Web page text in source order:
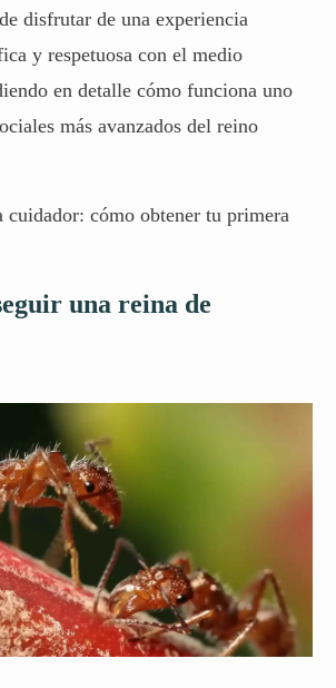
disfrutar de una experiencia
y respetuosa con el medio
en detalle cómo funciona uno
más avanzados del reino
cuidador: cómo obtener tu primera
una reina de